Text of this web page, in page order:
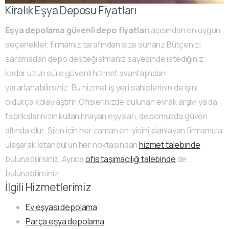
Kiralık Eşya Deposu Fiyatları
Eşya depolama güvenli depo fiyatları açısından en uygun
seçenekler, firmamız tarafından size sunarız Bütçenizi
sarsmadan depo desteği almanız sayesinde istediğiniz
kadar uzun süre güvenli hizmet avantajından
yararlanabilirsiniz. Bu hizmet iş yeri sahiplerinin de işini
oldukça kolaylaştırır. Ofislerinizde bulunan evrak arşivi ya da
fabrikalarınızın kullanılmayan eşyaları, depomuzda güven
altında olur. Sizin için her zaman en iyisini planlayan firmamıza
ulaşarak İstanbul’un her noktasındanhizmet talebinde
bulunabilirsiniz. Ayrıcaofis taşımacılığı talebinde de
bulunabilirsiniz.
İlgili Hizmetlerimiz
Ev eşyası depolama
Parça eşya depolama